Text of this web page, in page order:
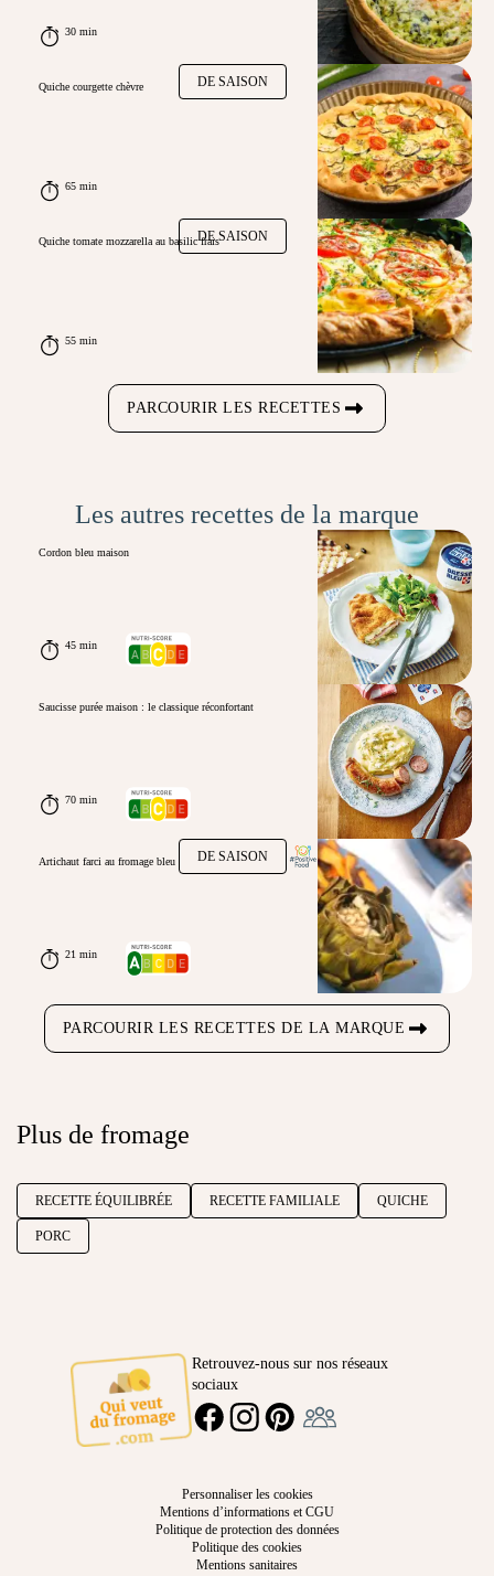
30 min
DE SAISON
Quiche courgette chèvre
65 min
DE SAISON
Quiche tomate mozzarella au basilic frais
55 min
PARCOURIR LES RECETTES
Les autres recettes de la marque
Cordon bleu maison
45 min
Saucisse purée maison : le classique réconfortant
70 min
DE SAISON
Artichaut farci au fromage bleu
21 min
PARCOURIR LES RECETTES DE LA MARQUE
Plus de fromage
RECETTE ÉQUILIBRÉE RECETTE FAMILIALE QUICHE
PORC
Retrouvez-nous sur nos réseaux
sociaux
FACEBOOKINSTAGRAMPINTEREST
Personnaliser les cookies
Mentions d’informations et CGU
Politique de protection des données
Politique des cookies
Mentions sanitaires